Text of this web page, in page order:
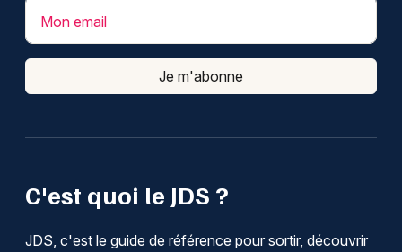
C'est quoi le JDS ?
JDS, c'est le guide de référence pour sortir, découvrir
Mon email
Je m'abonne